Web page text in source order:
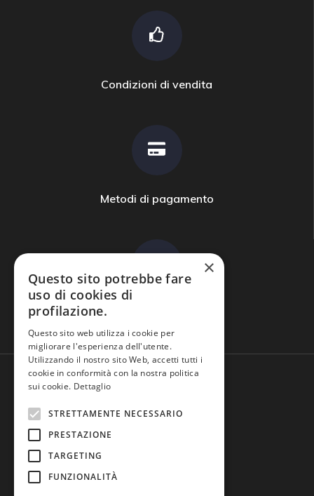
Condizioni di vendita
Metodi di pagamento
Domande frequenti
×
Questo sito potrebbe fare
uso di cookies di
profilazione.
Questo sito web utilizza i cookie per
migliorare l'esperienza dell'utente.
Utilizzando il nostro sito Web, accetti tutti i
cookie in conformità con la nostra politica
sui cookie. Dettaglio
STRETTAMENTE NECESSARIO
PRESTAZIONE
TARGETING
FUNZIONALITÀ